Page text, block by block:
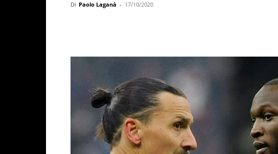
Di Paolo Laganà - 17/10/2020